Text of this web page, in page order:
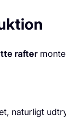
rafter
naturligt